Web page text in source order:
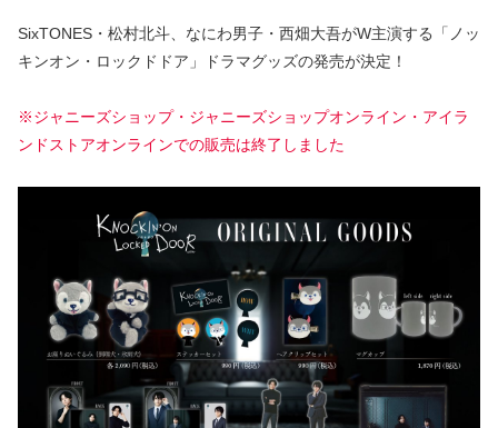
SixTONES・松村北斗、なにわ男子・西畑大吾がW主演する「ノッ
キンオン・ロックドドア」ドラマグッズの発売が決定！
※ジャニーズショップ・ジャニーズショップオンライン・ アイラ
ンドストアオンラインでの販売は終了しました